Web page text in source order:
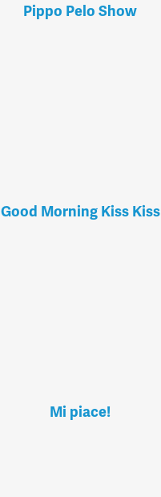
Pippo Pelo Show
Good Morning Kiss Kiss
Mi piace!